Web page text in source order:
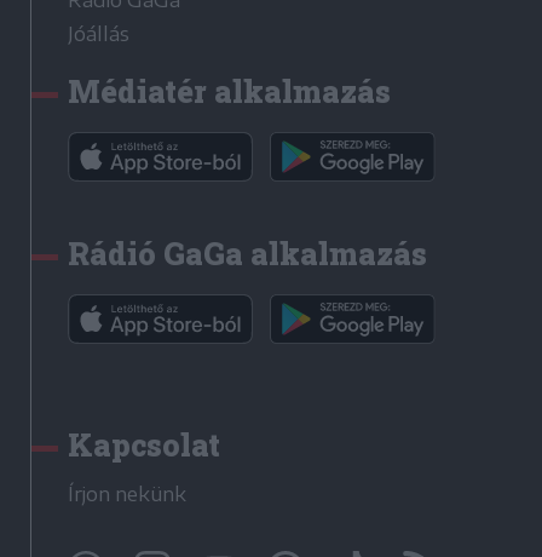
Jóállás
Médiatér alkalmazás
Rádió GaGa alkalmazás
Kapcsolat
Írjon nekünk